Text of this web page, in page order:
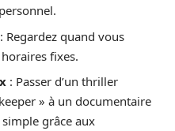
: Regardez quand vous
fixes.
: Passer d’un thriller
» à un documentaire
simple grâce aux